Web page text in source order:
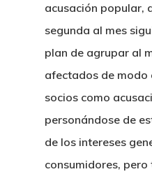
acusación popular,
segunda al mes
plan de agrupar al
afectados de modo
socios como
personándose de
de los intereses
consumidores,